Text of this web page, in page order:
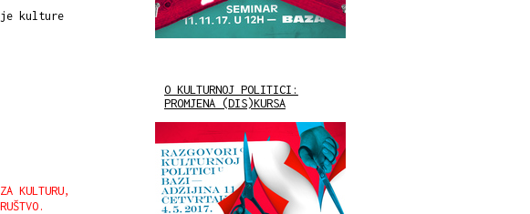
kulture
KULTURU,
O KULTURNOJ POLITICI:
PROMJENA (DIS)KURSA